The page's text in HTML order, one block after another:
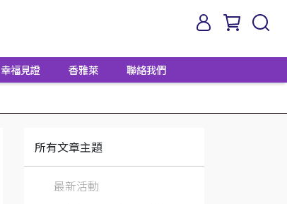
幸福見證 香雅萊 聯絡我們
所有文章主題
最新活動